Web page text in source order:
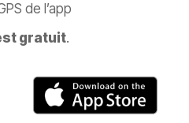
de l’app
gratuit.